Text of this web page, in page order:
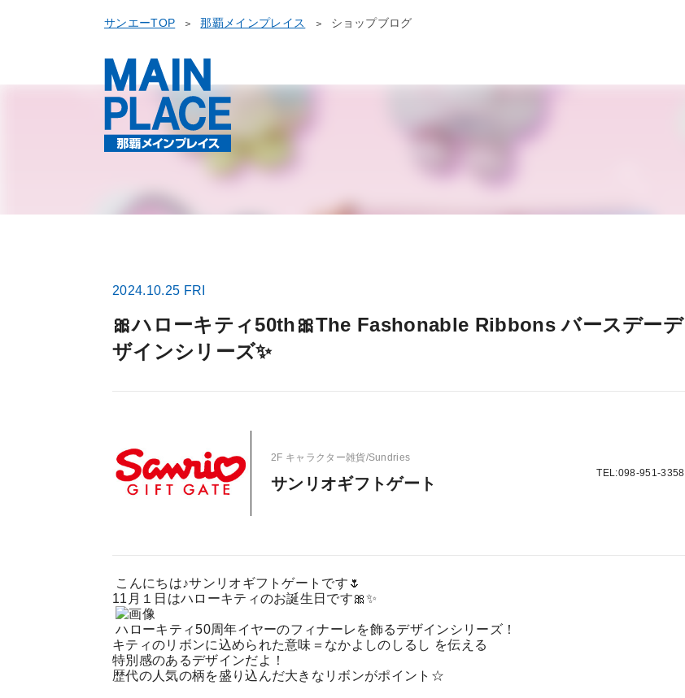
サンエーTOP 那覇メインプレイス ショップブログ
2024.10.25 FRI
🎀ハローキティ50th🎀The Fashonable Ribbons バースデーデ
ザインシリーズ✨
2F キャラクター雑貨/Sundries
サンリオギフトゲート
TEL:098-951-3358
こんにちは♪サンリオギフトゲートです🌷
11月１日はハローキティのお誕生日です🎀✨
ハローキティ50周年イヤーのフィナーレを飾るデザインシリーズ！
キティのリボンに込められた意味＝なかよしのしるし を伝える
特別感のあるデザインだよ！
歴代の人気の柄を盛り込んだ大きなリボンがポイント☆